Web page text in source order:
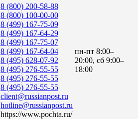
8 (800) 200-58-88
8 (800) 100-00-00
8 (499) 167-75-09
8 (499) 167-64-29
8 (499) 167-75-07
8 (499) 167-64-04
8 (495) 628-07-92
8 (495) 276-55-55
8 (495) 276-55-55
8 (495) 276-55-55
client@russianpost.ru
hotline@russianpost.ru
https://www.pochta.ru/
пн-пт 8:00–
20:00, сб 9:00–
18:00